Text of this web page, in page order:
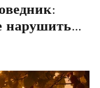
нарушить